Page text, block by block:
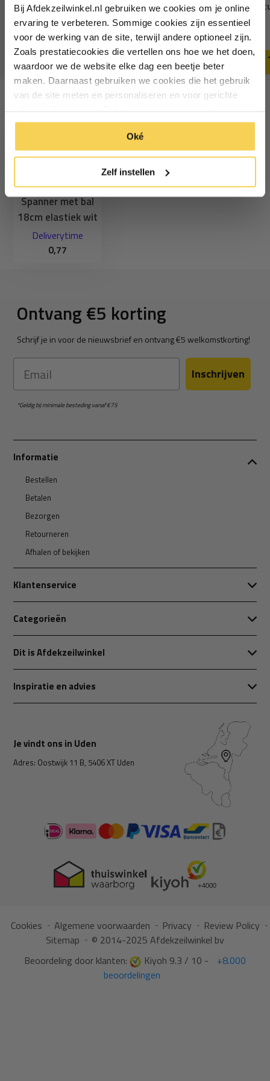
Bij Afdekzeilwinkel.nl gebruiken we cookies om je online
ervaring te verbeteren. Sommige cookies zijn essentieel
voor de werking van de site, terwijl andere optioneel zijn.
Zoals prestatiecookies die vertellen ons hoe we het doen,
waardoor we de website elke dag een beetje beter
maken. Daarnaast gebruiken we cookies die het gebruik
van de site meten en personaliseren en voor gerichte
manier. Klik op 'Oké' om alle cookies te accepteren. Of
klik op ‘alleen essentiele’ als je niet akkoord gaat met
cookies.
Oké
Zelf instellen
elastiek wit
0,93
Deliverytime
elastiek zwart 10
9,35
Deliverytime
Spanner met bal
18cm elastiek wit
Deliverytime
0,77
Ontvang €5 korting
Schrijf je in voor de nieuwsbrief en ontvang €5 welkomstkorting!
Email Inschrijven
*Geldig bij minimale besteding vanaf €75
Informatie
Bestellen
Betalen
Bezorgen
Retourneren
Afhalen of bekijken
Klantenservice
Categorieën
Dit is Afdekzeilwinkel
Inspiratie en advies
Je vindt ons in Uden
Adres: Oostwijk 11 B, 5406 XT Uden
Cookies Algemene voorwaarden Privacy
Review Policy
Sitemap
© 2014-2025 Afdekzeilwinkel bv
Beoordeling door klanten:
Kiyoh 9.3 / 10 -
+8.000
beoordelingen
Vul je e-mailadres in‍⁪⁪
Particulier Zakelijk
Inschrijven
*Geldig bij minimale besteding vanaf €75